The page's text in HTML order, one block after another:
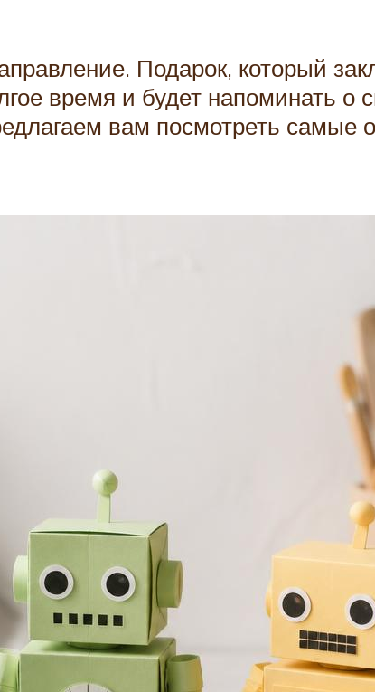
Подарок, который
время и будет напоминать
вам посмотреть самые